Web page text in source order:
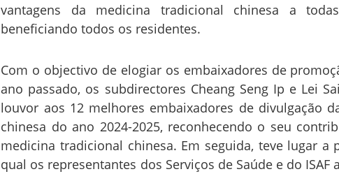
vantagens da medicina tradicional chinesa a
beneficiando todos os residentes.
Com o objectivo de elogiar os embaixadores de
ano passado, os subdirectores Cheang Seng Ip e Lei
louvor aos 12 melhores embaixadores de divulgação
chinesa do ano 2024-2025, reconhecendo o seu
medicina tradicional chinesa. Em seguida, teve lugar
qual os representantes dos Serviços de Saúde e do